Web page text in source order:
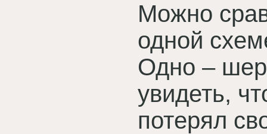
Можно
одной
Одно –
увидеть,
потерял